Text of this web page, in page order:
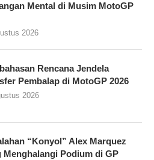
Mental di Musim MotoGP
2026
Rencana Jendela
Pembalap di MotoGP 2026
2026
“Konyol” Alex Marquez
Menghalangi Podium di GP